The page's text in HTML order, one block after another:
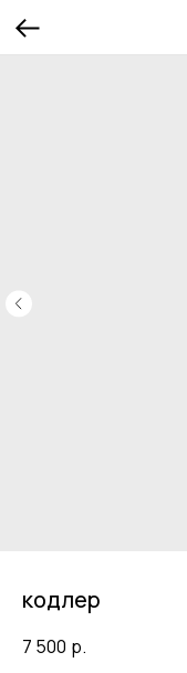
кодлер
7 500 р.